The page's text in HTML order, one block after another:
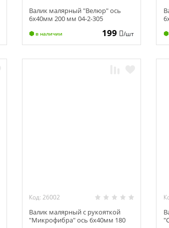
Валик малярный "Велюр" ось
6х40мм 200 мм 04-2-305
в наличии 199 /шт
Код: 26002
Валик малярный с рукояткой
"Микрофибра" ось 6х40мм 180